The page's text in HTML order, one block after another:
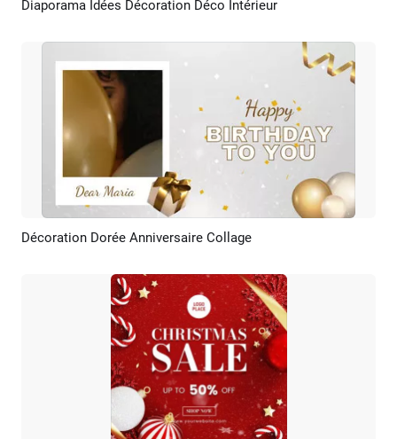
Aperçu Créer IA
Diaporama Idées Décoration Déco Intérieur
Aperçu Créer IA
Décoration Dorée Anniversaire Collage